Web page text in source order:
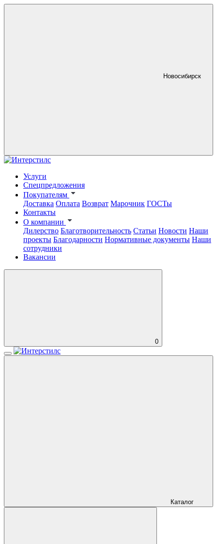
Новосибирск
Услуги
Спецпредложения
Покупателям
Доставка Оплата Возврат Марочник ГОСТы
Контакты
О компании
Дилерство Благотворительность Статьи Новости Наши
проекты Благодарности Нормативные документы Наши
сотрудники
Вакансии
0
Каталог